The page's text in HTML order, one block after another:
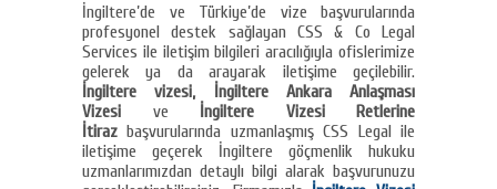
İngiltere’de ve Türkiye’de vize başvurularında
profesyonel destek sağlayan CSS & Co Legal
Services ile iletişim bilgileri aracılığıyla ofislerimize
gelerek ya da arayarak iletişime geçilebilir.
İngiltere vizesi, İngiltere Ankara Anlaşması
Vizesi ve İngiltere Vizesi Retlerine
İtiraz başvurularında uzmanlaşmış CSS Legal ile
iletişime geçerek İngiltere göçmenlik hukuku
uzmanlarımızdan detaylı bilgi alarak başvurunuzu